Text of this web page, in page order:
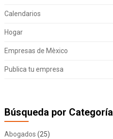
Calendarios
Hogar
Empresas de Mèxico
Publica tu empresa
Búsqueda por Categoría
Abogados (25)